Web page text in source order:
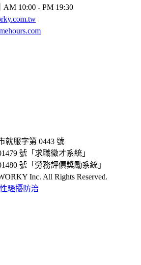
10:00 - PM 19:30
就服字第 0443 號
號「求職徵才系統」
號「勞務評價獎勵系統」
Inc. All Rights Reserved.
性騷擾防治